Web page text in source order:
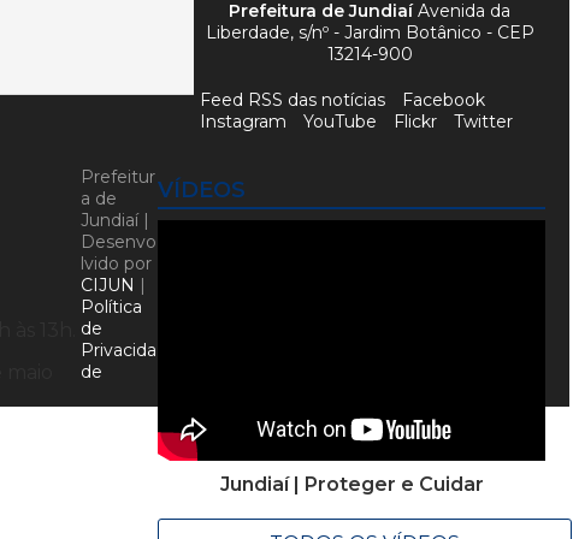
VÍDEOS
Jundiaí | Proteger e Cuidar
Prefeitura de JundiaíAvenida da
Liberdade, s/nº - Jardim Botânico - CEP
13214-900
Feed RSS das notícias
Facebook
Instagram
YouTube Flickr Twitter
Prefeitur
a de
Jundiaí |
Desenvo
lvido por
CIJUN |
Política
de
Privacida
de